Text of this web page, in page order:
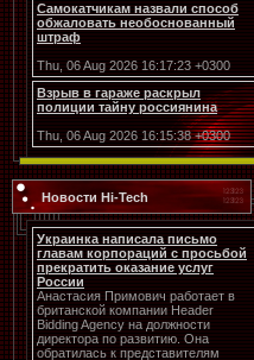
Самокатчикам назвали способ
обжаловать необоснованный
штраф
Thu, 06 Aug 2026 16:17:23 +0300
Взрыв в гараже раскрыл
полиции тайну россиянина
Thu, 06 Aug 2026 16:15:38 +0300
Новости Hi-Tech
Украинка написала письмо
главам корпораций с просьбой
прекратить оказание услуг
России
Анастасия Примович работает в
британской компании Header
Bidding Agency на должности
директора по развитию. Она
обратилась к представителям